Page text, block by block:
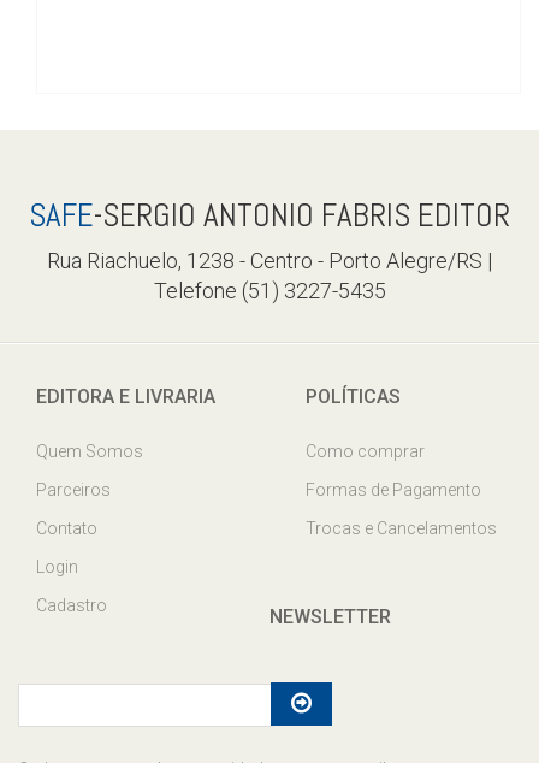
SAFE-SERGIO ANTONIO FABRIS EDITOR
Rua Riachuelo, 1238 - Centro - Porto Alegre/RS |
Telefone (51) 3227-5435
EDITORA E LIVRARIA
Quem Somos
Parceiros
Contato
Login
Cadastro
POLÍTICAS
Como comprar
Formas de Pagamento
Trocas e Cancelamentos
NEWSLETTER